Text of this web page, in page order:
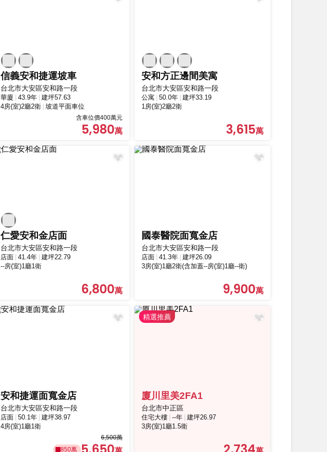
信義安和捷運坡車
台北市大安區安和路一段
華廈 43.9年 建坪57.63
4房(室)2廳2衛 坡道平面車位
含車位價400萬元
5,980
安和方正邊間美寓
台北市大安區安和路一段
公寓 50.0年 建坪33.19
1房(室)2廳2衛
3,615
仁愛安和金店面
台北市大安區安和路一段
店面 41.4年 建坪22.79
--房(室)1廳1衛
6,800
國泰醫院面寬金店
台北市大安區安和路一段
店面 41.3年 建坪26.09
3房(室)1廳2衛(含加蓋--房(室)1廳--衛)
9,900
安和捷運面寬金店
台北市大安區安和路一段
店面 50.1年 建坪38.97
4房(室)1廳1衛
6,500萬
850萬
廈川里美2FA1
台北市中正區
住宅大樓 --年 建坪26.97
3房(室)1廳1.5衛